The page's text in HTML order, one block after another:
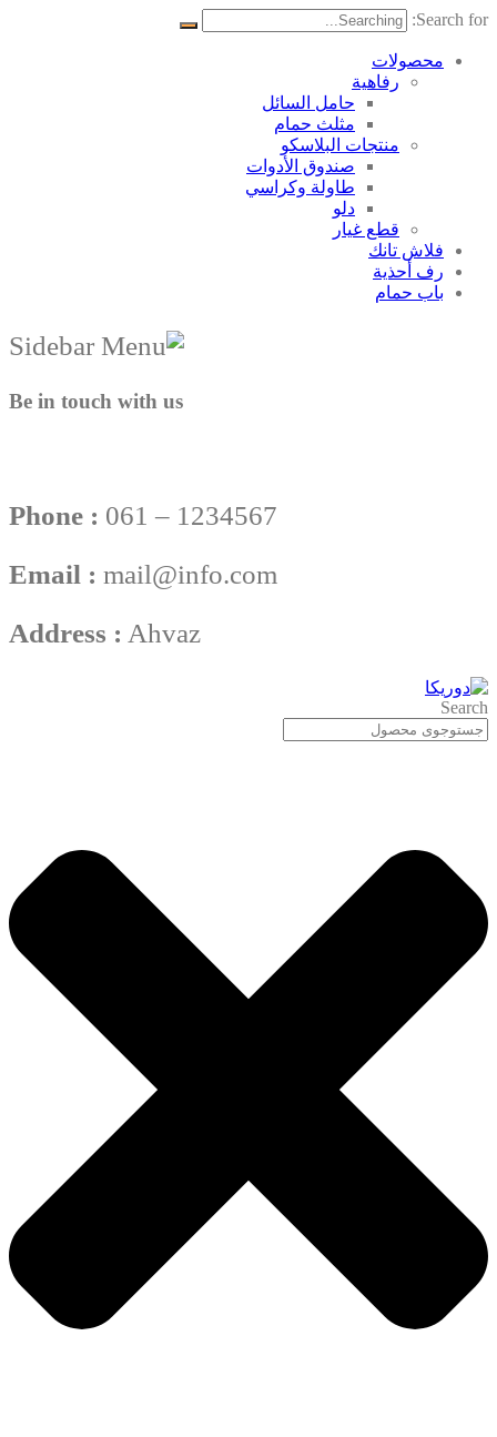
Search for:
محصولات
رفاهية
حامل السائل
مثلث حمام
منتجات البلاسکو
صندوق الأدوات
طاولة وكراسي
دلو
قطع غيار
فلاش تانك
رف أحذية
باب حمام
Be in touch with us
Phone : 061 – 1234567
Email : mail@info.com
Address : Ahvaz
Search